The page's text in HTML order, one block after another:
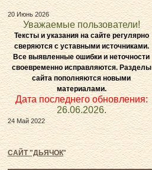
20 Июнь 2026
Уважаемые пользователи!
Тексты и указания на сайте регулярно
сверяются с уставными источниками.
Все выявленные ошибки и неточности
своевременно исправляются. Разделы
сайта пополняются новыми
материалами.
Дата последнего обновления:
26.06.2026.
24 Май 2022
САЙТ "ДЬЯЧОК"